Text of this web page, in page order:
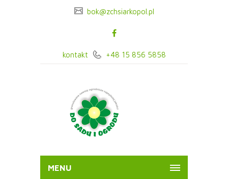
bok@zchsiarkopol.pl
kontakt +48 15 856 5858
MENU